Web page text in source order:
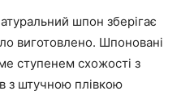
шпон зберігає
виготовлено. Шпоновані
ступенем схожості з
з штучною плівкою